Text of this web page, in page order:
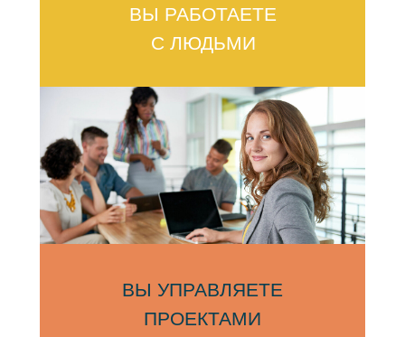
ВЫ УПРАВЛЯЕТЕ
ПРОЕКТАМИ
ВЫ РАБОТАЕТЕ
С ЛЮДЬМИ